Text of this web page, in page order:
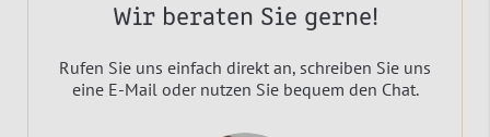
Wir beraten Sie gerne!
Rufen Sie uns einfach direkt an, schreiben Sie uns
eine E-Mail oder nutzen Sie bequem den Chat.